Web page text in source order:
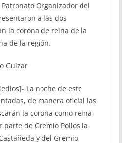
Organizador del
a las dos
la corona de reina de la
de la región.
Guízar
La noche de este
de manera oficial las
la corona como reina
parte de Gremio Pollos la
y del Gremio